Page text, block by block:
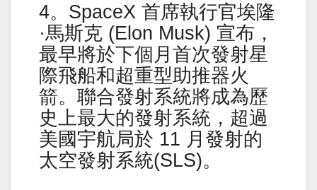
4。SpaceX 首席執行官埃隆
·馬斯克 (Elon Musk) 宣布，
最早將於下個月首次發射星
際飛船和超重型助推器火
箭。聯合發射系統將成為歷
史上最大的發射系統，超過
美國宇航局於 11 月發射的
太空發射系統(SLS)。